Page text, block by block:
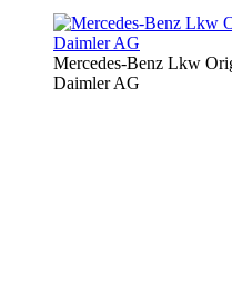
Mercedes-Benz Lkw
Daimler AG